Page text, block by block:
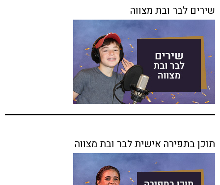
שירים לבר ובת מצווה
תוכן בתפירה אישית לבר ובת מצווה